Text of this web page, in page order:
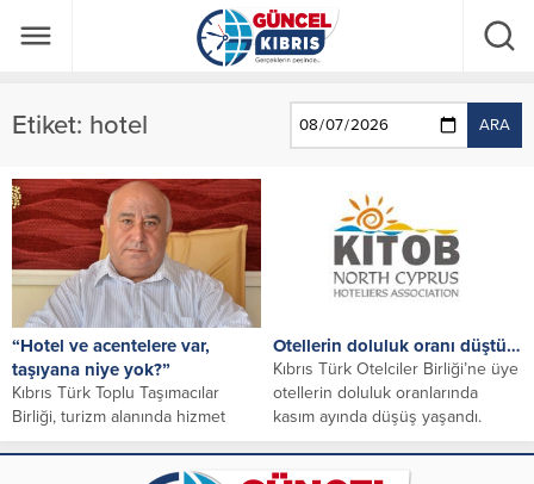
Etiket: hotel ARA
“Hotel ve acentelere var,
taşıyana niye yok?”
Kıbrıs Türk Toplu Taşımacılar
Birliği, turizm alanında hizmet
verip çok ciddi zarar gören hotel
Otellerin doluluk oranı düştü…
Kıbrıs Türk Otelciler Birliği’ne üye
otellerin doluluk oranlarında
kasım ayında düşüş yaşandı.
KITOB’dan verilen bilgiye...